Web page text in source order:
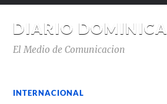
DIARIO
El Medio de Comunicacion
INTERNACIONAL